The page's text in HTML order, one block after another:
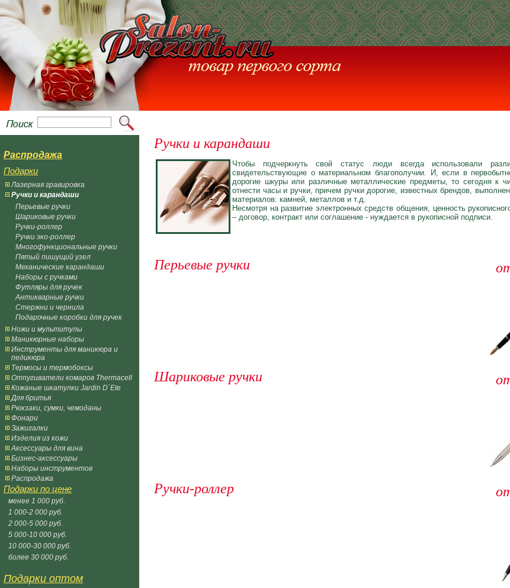
Распродажа
Подарки
Лазерная гравировка
Ручки и карандаши
Перьевые ручки
Шариковые ручки
Ручки-роллер
Ручки эко-роллер
Многофункциональные ручки
Пятый пишущий узел
Механические карандаши
Наборы с ручками
Футляры для ручек
Антикварные ручки
Стержни и чернила
Подарочные коробки для ручек
Ножи и мультитулы
Маникюрные наборы
Инструменты для маникюра и
педикюра
Термосы и термобоксы
Отпугиватели комаров Thermacell
Кожаные шкатулки Jardin D`Ete
Для бритья
Рюкзаки, сумки, чемоданы
Фонари
Зажигалки
Изделия из кожи
Аксессуары для вина
Бизнес-аксессуары
Наборы инструментов
Распродажа
Подарки по цене
менее 1 000 руб.
1 000-2 000 руб.
2 000-5 000 руб.
5 000-10 000 руб.
10 000-30 000 руб.
более 30 000 руб.
Подарки оптом
Ручки и карандаши
Чтобы подчеркнуть свой статус люди всегда использовали
свидетельствующие о материальном благополучии. И, если в
дорогие шкуры или различные металлические предметы, то сегодня к
отнести часы и ручки, причем ручки дорогие, известных брендов,
материалов: камней, металлов и т.д.
Несмотря на развитие электронных средств общения, ценность
– договор, контракт или соглашение - нуждается в рукописной подписи.
Перьевые ручки
Шариковые ручки
Ручки-роллер